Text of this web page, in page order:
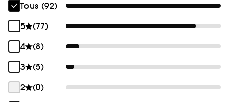
Tous (92)
5
(77)
4
(8)
3
(5)
2
(0)